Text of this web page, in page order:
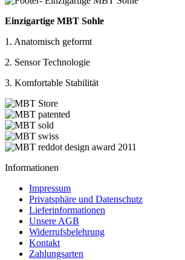
Einzigartige MBT Sohle
1. Anatomisch geformt
2. Sensor Technologie
3. Komfortable Stabilität
Informationen
Impressum
Privatsphäre und Datenschutz
Lieferinformationen
Unsere AGB
Widerrufsbelehrung
Kontakt
Zahlungsarten